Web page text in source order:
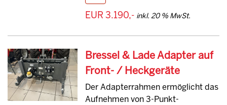
EUR 3.190,- inkl. 20 % MwSt.
Bressel & Lade Adapter auf
Front- / Heckgeräte
Der Adapterrahmen ermöglicht das
Aufnehmen von 3-Punkt-